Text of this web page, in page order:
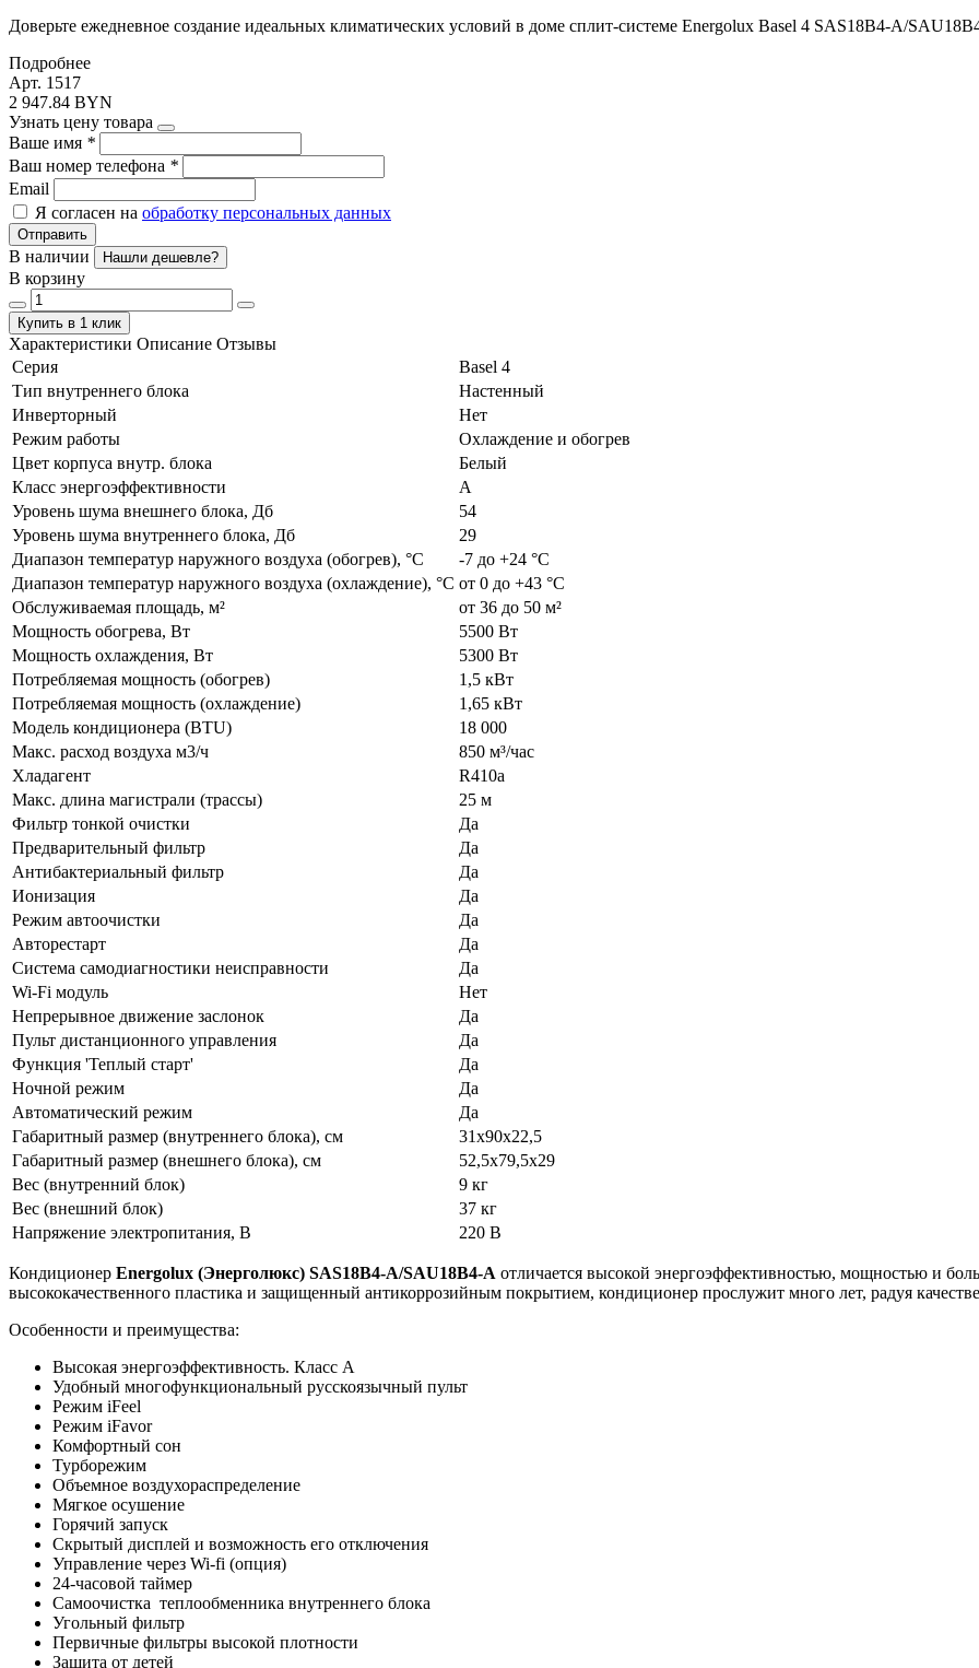
Доверьте ежедневное создание идеальных климатических условий в доме сплит-системе Energolux Basel 4 SAS18B4-A/
Подробнее
Арт. 1517
2 947.84 BYN
Узнать цену товара
Ваше имя *
Ваш номер телефона *
Email
Я согласен на обработку персональных данных
Отправить
В наличии Нашли дешевле?
В корзину
Купить в 1 клик
Характеристики Описание Отзывы
Серия
Basel 4
Тип внутреннего блока
Настенный
Инверторный
Нет
Режим работы
Охлаждение и обогрев
Цвет корпуса внутр. блока
Белый
Класс энергоэффективности
А
Уровень шума внешнего блока, Дб
54
Уровень шума внутреннего блока, Дб
29
Диапазон температур наружного воздуха (обогрев), °C
-7 до +24 °C
Диапазон температур наружного воздуха (охлаждение), °C от 0 до +43 °C
Обслуживаемая площадь, м²
от 36 до 50 м²
Мощность обогрева, Вт
5500 Вт
Мощность охлаждения, Вт
5300 Вт
Потребляемая мощность (обогрев)
1,5 кВт
Потребляемая мощность (охлаждение)
1,65 кВт
Модель кондиционера (BTU)
18 000
Макс. расход воздуха м3/ч
850 м³/час
Хладагент
R410а
Макс. длина магистрали (трассы)
25 м
Фильтр тонкой очистки
Да
Предварительный фильтр
Да
Антибактериальный фильтр
Да
Ионизация
Да
Режим автоочистки
Да
Авторестарт
Да
Система самодиагностики неисправности
Да
Wi-Fi модуль
Нет
Непрерывное движение заслонок
Да
Пульт дистанционного управления
Да
Функция 'Теплый старт'
Да
Ночной режим
Да
Автоматический режим
Да
Габаритный размер (внутреннего блока), см
31х90х22,5
Габаритный размер (внешнего блока), см
52,5х79,5х29
Вес (внутренний блок)
9 кг
Вес (внешний блок)
37 кг
Напряжение электропитания, В
220 В
Кондиционер Energolux (Энерголюкс) SAS18B4-A/SAU18B4-A отличается высокой энергоэффективностью, мощностью и
высококачественного пластика и защищенный антикоррозийным покрытием, кондиционер прослужит много лет, радуя
Особенности и преимущества:
Высокая энергоэффективность. Класс А
Удобный многофункциональный русскоязычный пульт
Режим iFeel
Режим iFavor
Комфортный сон
Турборежим
Объемное воздухораспределение
Мягкое осушение
Горячий запуск
Скрытый дисплей и возможность его отключения
Управление через Wi-fi (опция)
24-часовой таймер
Самоочистка теплообменника внутреннего блока
Угольный фильтр
Первичные фильтры высокой плотности
Защита от детей